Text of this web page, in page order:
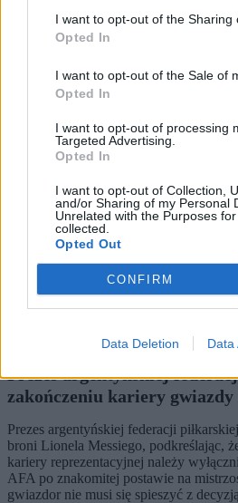
I want to opt-out of the Sharing
Opted In
I want to opt-out of the Sale of
Opted In
I want to opt-out of processing
Targeted Advertising.
Opted In
I want to opt-out of Collection,
and/or Sharing of my Personal
Unrelated with the Purposes
collected.
Opted Out
CONFIRM
Data Deletion Data
Aleksandra Cieślik
Dzisiaj 16:19
Świat
Prezes argentyńskiej
zakończeniu kariery gwiazdy
Prezes argentyńskiej federacji
broni Lionela Messiego, podkreślając,
kariery reprezentacyjnej należy
AFA po znakomitej postawie na
gwiazdor nie musi się spieszyć z